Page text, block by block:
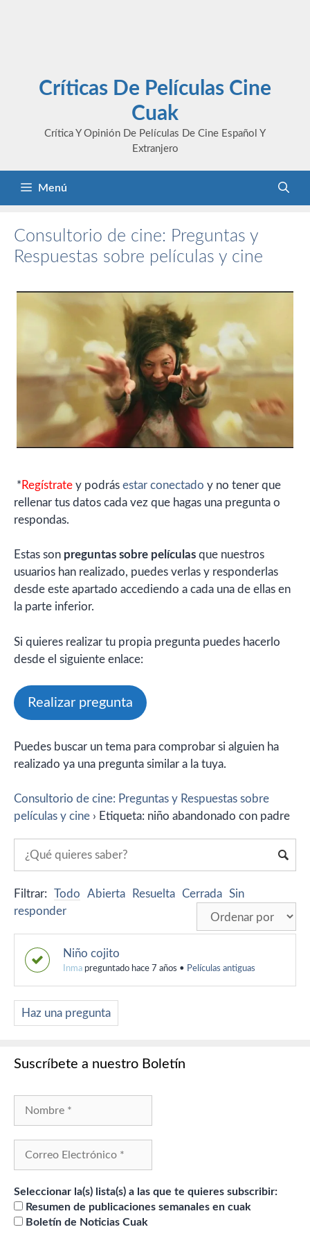
Críticas De Películas Cine
Cuak
Crítica Y Opinión De Películas De Cine Español Y
Extranjero
Menú
Consultorio de cine: Preguntas y
Respuestas sobre películas y cine
* Regístrate y podrás estar conectado y no tener que
rellenar tus datos cada vez que hagas una pregunta o
respondas.
Estas son preguntas sobre películas que nuestros
usuarios han realizado, puedes verlas y responderlas
desde este apartado accediendo a cada una de ellas en
la parte inferior.
Si quieres realizar tu propia pregunta puedes hacerlo
desde el siguiente enlace:
Realizar pregunta
Puedes buscar un tema para comprobar si alguien ha
realizado ya una pregunta similar a la tuya.
Consultorio de cine: Preguntas y Respuestas sobre
películas y cine › Etiqueta: niño abandonado con padre
Filtrar: Todo Abierta Resuelta Cerrada Sin
responder
Niño cojito
Inma preguntado hace 7 años • Películas antiguas
Haz una pregunta
Suscríbete a nuestro Boletín
Seleccionar la(s) lista(s) a las que te quieres subscribir:
Resumen de publicaciones semanales en cuak
Boletín de Noticias Cuak